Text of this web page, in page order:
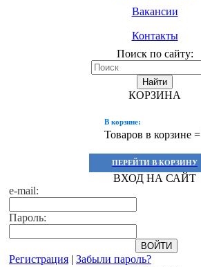
Вакансии
Контакты
Поиск по сайту:
Найти
КОРЗИНА
В корзине:
Товаров в корзине =
ПЕРЕЙТИ В КОРЗИНУ
ВХОД НА САЙТ
e-mail:
Пароль:
Регистрация | Забыли пароль?